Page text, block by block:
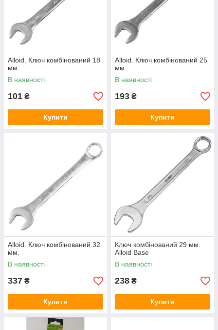
Alloid. Ключ комбінований 18
мм.
В наявності
101 ₴
Купити
Alloid. Ключ комбінований 25
мм.
В наявності
193 ₴
Купити
Alloid. Ключ комбінований 32
мм.
В наявності
337 ₴
Купити
Ключ комбінований 29 мм.
Alloid Base
В наявності
238 ₴
Купити